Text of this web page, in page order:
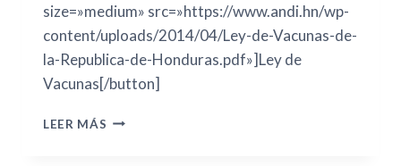
size=»medium» src=»https://www.andi.hn/wp-
content/uploads/2014/04/Ley-de-Vacunas-de-
la-Republica-de-Honduras.pdf»]Ley de
Vacunas[/button]
LEER MÁS